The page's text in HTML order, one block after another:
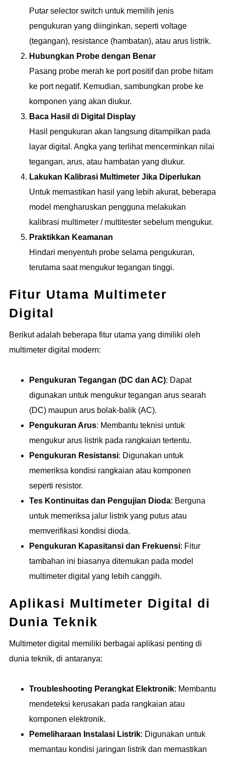
Putar selector switch untuk memilih jenis
pengukuran yang diinginkan, seperti voltage
(tegangan), resistance (hambatan), atau arus listrik.
Hubungkan Probe dengan Benar
Pasang probe merah ke port positif dan probe hitam
ke port negatif. Kemudian, sambungkan probe ke
komponen yang akan diukur.
Baca Hasil di Digital Display
Hasil pengukuran akan langsung ditampilkan pada
layar digital. Angka yang terlihat mencerminkan nilai
tegangan, arus, atau hambatan yang diukur.
Lakukan Kalibrasi Multimeter Jika Diperlukan
Untuk memastikan hasil yang lebih akurat, beberapa
model mengharuskan pengguna melakukan
kalibrasi multimeter / multitester sebelum mengukur.
Praktikkan Keamanan
Hindari menyentuh probe selama pengukuran,
terutama saat mengukur tegangan tinggi.
Fitur Utama Multimeter
Digital
Berikut adalah beberapa fitur utama yang dimiliki oleh
multimeter digital modern:
Pengukuran Tegangan (DC dan AC): Dapat
digunakan untuk mengukur tegangan arus searah
(DC) maupun arus bolak-balik (AC).
Pengukuran Arus: Membantu teknisi untuk
mengukur arus listrik pada rangkaian tertentu.
Pengukuran Resistansi: Digunakan untuk
memeriksa kondisi rangkaian atau komponen
seperti resistor.
Tes Kontinuitas dan Pengujian Dioda: Berguna
untuk memeriksa jalur listrik yang putus atau
memverifikasi kondisi dioda.
Pengukuran Kapasitansi dan Frekuensi: Fitur
tambahan ini biasanya ditemukan pada model
multimeter digital yang lebih canggih.
Aplikasi Multimeter Digital di
Dunia Teknik
Multimeter digital memiliki berbagai aplikasi penting di
dunia teknik, di antaranya:
Troubleshooting Perangkat Elektronik: Membantu
mendeteksi kerusakan pada rangkaian atau
komponen elektronik.
Pemeliharaan Instalasi Listrik: Digunakan untuk
memantau kondisi jaringan listrik dan memastikan